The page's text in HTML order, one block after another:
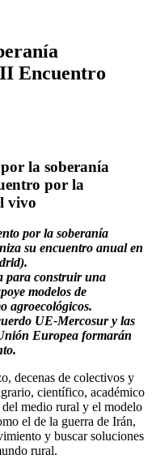
Encuentro
la soberanía
por la
vivo
por la soberanía
su encuentro anual en
para construir una
modelos de
agroecológicos.
UE-Mercosur y las
Europea formarán
decenas de colectivos y
científico, académico
medio rural y el modelo
el de la guerra de Irán,
y buscar soluciones
rural.